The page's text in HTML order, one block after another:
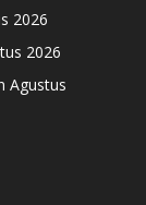
2026
2026
Agustus